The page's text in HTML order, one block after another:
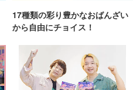
17種類の彩り豊かなおばんざい
から自由にチョイス！